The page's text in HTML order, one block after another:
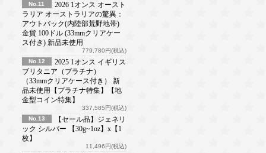
No.11
2026 1オンス オースト
ラリア オーストラリアの驚異：
アウトバック(内陸部荒野地帯)
金貨 100ドル (33mmクリアケー
ス付き) 新品未使用
779,780円(税込)
No.12
2025 1オンス イギリス
ブリタニア（プラチナ）
（33mmクリアケース付き） 新
品未使用【プラチナ特集】【地
金型コイン特集】
337,585円(税込)
No.13
【セール品】ジェネリ
ック シルバー 【30g~1oz】x【1
枚】
11,496円(税込)